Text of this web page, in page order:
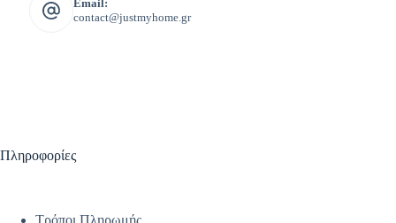
Email:
contact@justmyhome.gr
Πληροφορίες